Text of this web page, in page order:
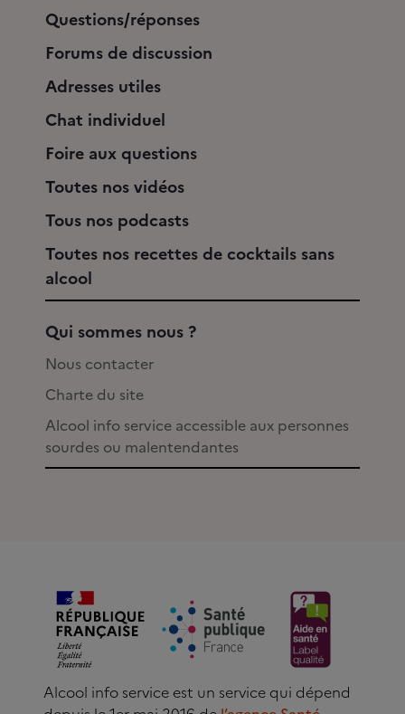
Questions/réponses
Forums de discussion
Adresses utiles
Chat individuel
Foire aux questions
Toutes nos vidéos
Tous nos podcasts
Toutes nos recettes de cocktails sans
alcool
Qui sommes nous ?
Nous contacter
Charte du site
Alcool info service accessible aux personnes
sourdes ou malentendantes
Alcool info service est un service qui dépend